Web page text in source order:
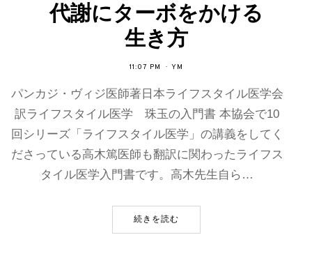
代謝にターボをかける
生き方
11:07 PM YM
パンカジ・ヴィジ医師著日本ライフスタイル医学会
訳ライフスタイル医学 珠玉の入門書 本協会で10
回シリーズ「ライフスタイル医学」の講義をしてく
ださっている高木篤医師も翻訳に関わったライフス
タイル医学入門書です。高木先生自ら…
続きを読む